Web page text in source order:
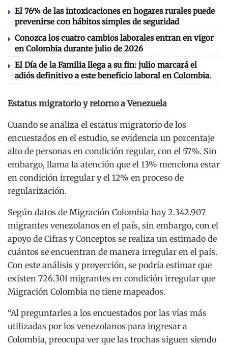
El 76% de las intoxicaciones en hogares rurales puede
prevenirse con hábitos simples de seguridad
Conozca los cuatro cambios laborales entran en vigor
en Colombia durante julio de 2026
El Día de la Familia llega a su fin: julio marcará el
adiós definitivo a este beneficio laboral en Colombia.
Estatus migratorio y retorno a Venezuela
Cuando se analiza el estatus migratorio de los
encuestados en el estudio, se evidencia un porcentaje
alto de personas en condición regular, con el 57%. Sin
embargo, llama la atención que el 13% menciona estar
en condición irregular y el 12% en proceso de
regularización.
Según datos de Migración Colombia hay 2.342.907
migrantes venezolanos en el país, sin embargo, con el
apoyo de Cifras y Conceptos se realiza un estimado de
cuántos se encuentran de manera irregular en el país.
Con este análisis y proyección, se podría estimar que
existen 726.301 migrantes en condición irregular que
Migración Colombia no tiene mapeados.
“Al preguntarles a los encuestados por las vías más
utilizadas por los venezolanos para ingresar a
Colombia, preocupa ver que las trochas siguen siendo